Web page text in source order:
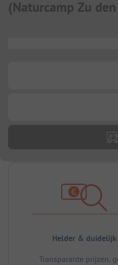
(Naturcamp Zu
Helder & duidelijk
Transparante prijzen,